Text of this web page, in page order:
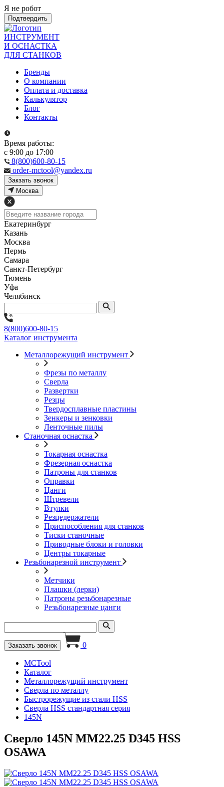
Я не робот
Подтвердить
ИНСТРУМЕНТ
И ОСНАСТКА
ДЛЯ СТАНКОВ
Бренды
О компании
Оплата и доставка
Калькулятор
Блог
Контакты
Время работы:
с 9:00 до 17:00
8(800)600-80-15
order-mctool@yandex.ru
Закзать звонок
Москва
Екатеринбург
Казань
Москва
Пермь
Самара
Санкт-Петербург
Тюмень
Уфа
Челябинск
8(800)600-80-15
Каталог инструмента
Металлорежущий инструмент
Фрезы по металлу
Сверла
Развертки
Резцы
Твердосплавные пластины
Зенкеры и зенковки
Ленточные пилы
Станочная оснастка
Токарная оснастка
Фрезерная оснастка
Патроны для станков
Оправки
Цанги
Штревели
Втулки
Резцедержатели
Приспособления для станков
Тиски станочные
Приводные блоки и головки
Центры токарные
Резьбонарезной инструмент
Метчики
Плашки (лерки)
Патроны резьбонарезные
Резьбонарезные цанги
Заказать звонок 0
MCTool
Каталог
Металлорежущий инструмент
Сверла по металлу
Быстрорежущие из стали HSS
Сверла HSS стандартная серия
145N
Сверло 145N MM22.25 D345 HSS
OSAWA